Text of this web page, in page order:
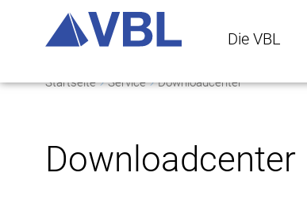
Die VBL
Startseite Service Downloadcenter
Downloadcenter